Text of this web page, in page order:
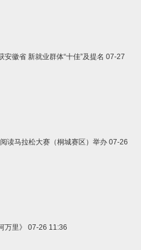
安徽省 新就业群体“十佳”及提名 07-27
读马拉松大赛（桐城赛区）举办 07-26
万里》 07-26 11:36